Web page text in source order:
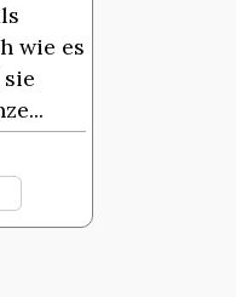
wie es